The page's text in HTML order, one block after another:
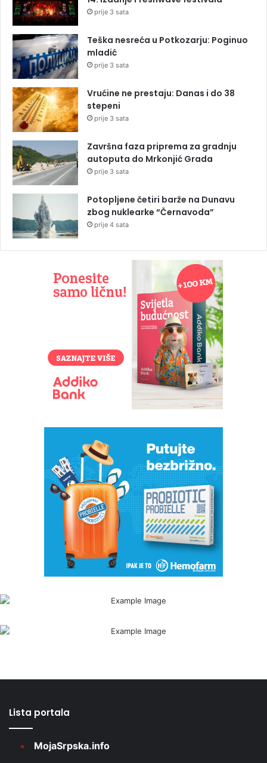
prije 3 sata
Teška nesreća u Potkozarju: Poginuo
mladić
prije 3 sata
Vrućine ne prestaju: Danas i do 38
stepeni
prije 3 sata
Završna faza priprema za gradnju
autoputa do Mrkonjić Grada
prije 3 sata
Potopljene četiri barže na Dunavu
zbog nuklearke “Černavoda”
prije 4 sata
Lista portala
MojaSrpska.info